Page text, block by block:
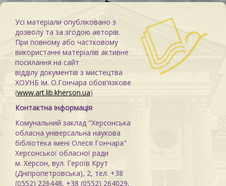
Усі матеріали опубліковано з
дозволу та за згодою авторів.
При повному або частковому
використанні матеріалів активне
посилання на сайт
відділу документів з мистецтва
ХОУНБ ім. О.Гончара обов’язкове
(www.art.lib.kherson.ua)
Контактна інформація
Комунальний заклад "Херсонська
обласна універсальна наукова
бібліотека імені Олеся Гончара"
Херсонської обласної ради
м. Херсон, вул. Героїв Крут
(Дніпропетровська), 2, тел. +38
(0552) 226448, +38 (0552) 264029,